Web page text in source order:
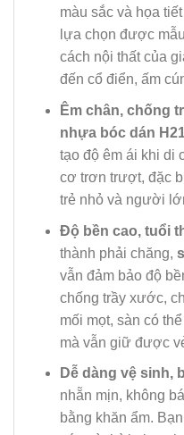
màu sắc và họa
lựa chọn được
cách nội thất của
đến cổ điển, ấm
Êm chân, chống
nhựa bóc dán
tạo độ êm ái khi di
cơ trơn trượt, đặc
trẻ nhỏ và người
Độ bền cao, tuổi
thành phải chăng,
vẫn đảm bảo độ
chống trầy xước,
mối mọt, sàn có
mà vẫn giữ được
Dễ dàng vệ sinh,
nhẵn mịn, không
bằng khăn ẩm.